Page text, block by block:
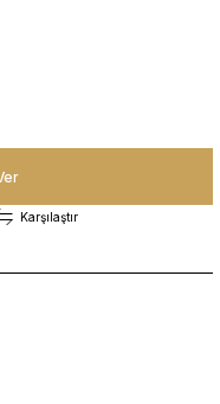
Karşılaştır